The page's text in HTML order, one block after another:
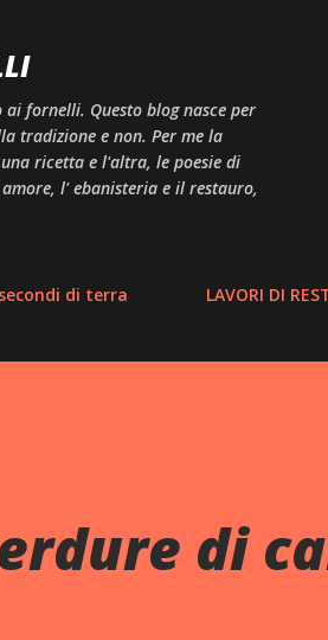
fornelli. Questo blog nasce per
tradizione e non. Per me la
ricetta e l'altra, le poesie di
l' ebanisteria e il restauro,
secondi di terra LAVORI DI
di